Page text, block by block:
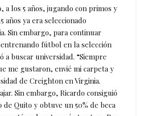
los 5 años, jugando con primos y
años ya era seleccionado
Sin embargo, para continuar
fútbol en la selección
buscar universidad. “Siempre
me gustaron, envié mi carpeta y
de Creighton en Virginia.
Sin embargo, Ricardo consiguió
de Quito y obtuve un 50% de beca